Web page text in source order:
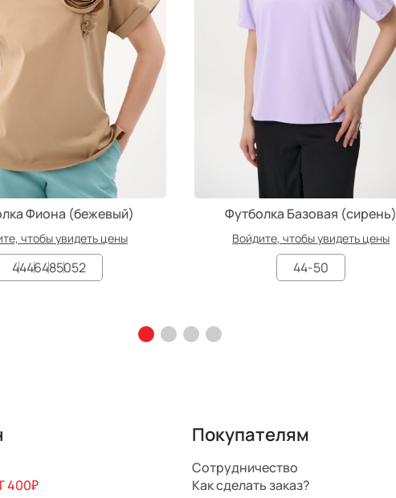
Фиона (бежевый)
чтобы увидеть цены
4446485052
Футболка Базовая (сирень)
Войдите, чтобы увидеть цены
44-50
400₽
Покупателям
Сотрудничество
Как сделать заказ?